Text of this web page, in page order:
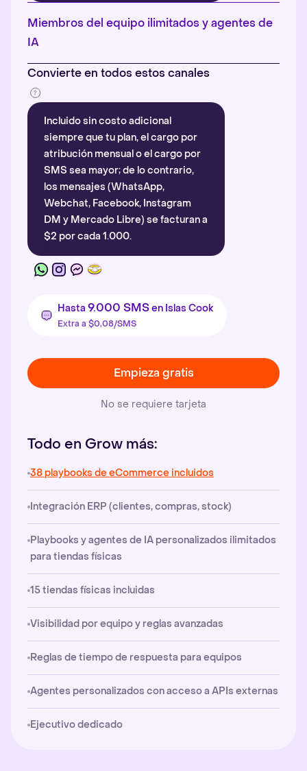
Más información
Miembros del equipo ilimitados y agentes de
IA
Convierte en todos estos canales
Incluido sin costo adicional
siempre que tu plan, el cargo por
atribución mensual o el cargo por
SMS sea mayor; de lo contrario,
los mensajes (WhatsApp,
Webchat, Facebook, Instagram
DM y Mercado Libre) se facturan a
$2 por cada 1.000.
Hasta 9.000 SMSen Islas Cook
Extra a $0,08/SMS
Empieza gratis
No se requiere tarjeta
Todo en Grow más:
38 playbooks de eCommerce incluidos
Integración ERP (clientes, compras, stock)
Playbooks y agentes de IA personalizados ilimitados
para tiendas físicas
15 tiendas físicas incluidas
Visibilidad por equipo y reglas avanzadas
Reglas de tiempo de respuesta para equipos
Agentes personalizados con acceso a APIs externas
Ejecutivo dedicado